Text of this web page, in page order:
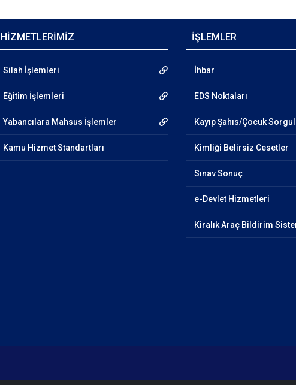
HİZMETLERİMİZ
Silah İşlemleri
Eğitim İşlemleri
Yabancılara Mahsus İşlemler
Kamu Hizmet Standartları
İŞLEMLER
İhbar
EDS Noktaları
Kayıp Şahıs/Çocuk
Kimliği Belirsiz Cesetler
Sınav Sonuç
e-Devlet Hizmetleri
Kiralık Araç Bildirim